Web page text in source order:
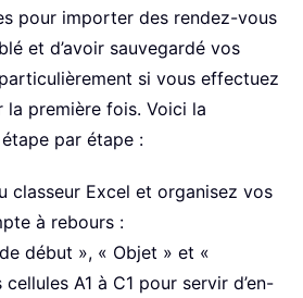
pour importer des rendez-vous
et d’avoir sauvegardé vos
si vous effectuez
première fois. Voici la
par étape :
classeur Excel et organisez vos
à rebours :
début », « Objet » et «
A1 à C1 pour servir d’en-